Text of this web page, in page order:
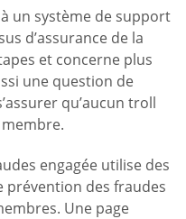
un système de support
d’assurance de la
et concerne plus
une question de
qu’aucun troll
engagée utilise des
prévention des fraudes
Une page